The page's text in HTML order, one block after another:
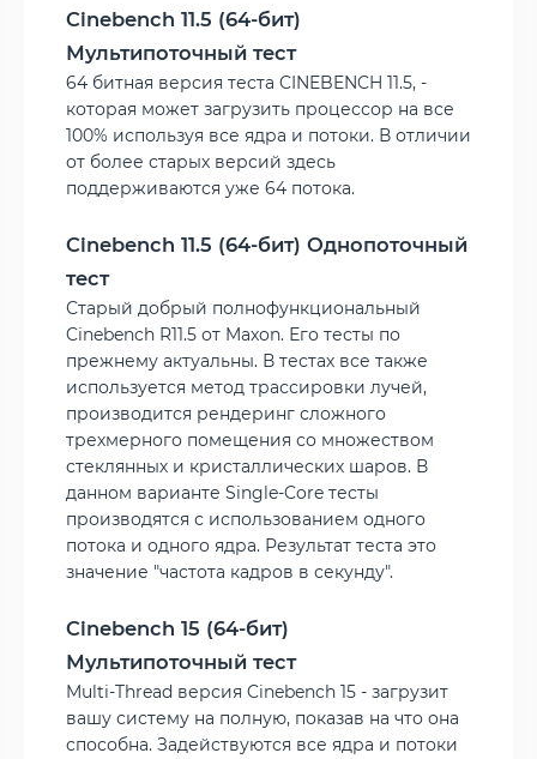
Cinebench 11.5 (64-бит)
Мультипоточный тест
64 битная версия теста CINEBENCH 11.5, -
которая может загрузить процессор на все
100% используя все ядра и потоки. В отличии
от более старых версий здесь
поддерживаются уже 64 потока.
Cinebench 11.5 (64-бит) Однопоточный
тест
Старый добрый полнофункциональный
Cinebench R11.5 от Maxon. Его тесты по
прежнему актуальны. В тестах все также
используется метод трассировки лучей,
производится рендеринг сложного
трехмерного помещения со множеством
стеклянных и кристаллических шаров. В
данном варианте Single-Core тесты
производятся с использованием одного
потока и одного ядра. Результат теста это
значение "частота кадров в секунду".
Cinebench 15 (64-бит)
Мультипоточный тест
Multi-Thread версия Cinebench 15 - загрузит
вашу систему на полную, показав на что она
способна. Задействуются все ядра и потоки